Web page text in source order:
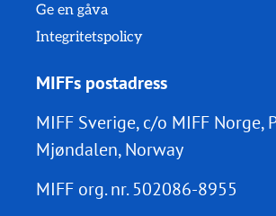
Ge en gåva
Integritetspolicy
MIFFs postadress
MIFF Sverige, c/o MIFF Norge,
Mjøndalen, Norway
MIFF org. nr.502086-8955